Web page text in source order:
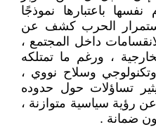
نفسها باعتبارها نموذجًا
استمرار الحرب كشف عن
داخل المجتمع ،
، ورغم ما تمتلكه
وسلاح نووي ،
تساؤلات حول حدوده
رؤية سياسية متوازنة ،
ضمانة .